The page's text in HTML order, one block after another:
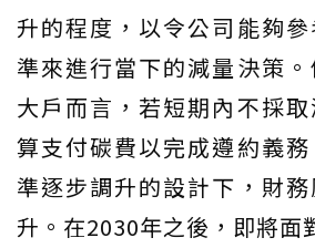
升的程度，以令公司能夠
準來進行當下的減量決策
大戶而言，若短期內不採
算支付碳費以完成遵約義
準逐步調升的設計下，財
升。在2030年之後，即將面